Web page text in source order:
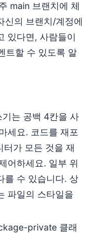
main 브랜치에 체
신의 브랜치/계정에
있다면, 사람들이
트할 수 있도록 알
는 공백 4칸을 사
세요. 코드를 재포
터가 모든 것을 재
어하세요. 일부 위
를 수 있습니다. 상
파일의 스타일을
private 클래